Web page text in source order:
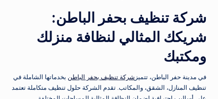
شركة تنظيف بحفر الباطن:
شريكك المثالي لنظافة منزلك
ومكتبك
في مدينة حفر الباطن، تتميز شركة تنظيف بحفر الباطن بخدماتها الشاملة في
تنظيف المنازل، الشقق، والمكاتب. تقدم الشركة حلول تنظيف متكاملة تعتمد